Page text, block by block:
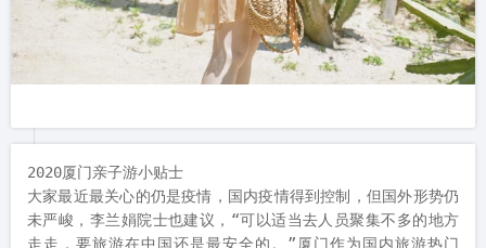
2020厦门亲子游小贴士
大家最近最关心的仍是疫情，国内疫情得到控制，但国外形势仍
未严峻，李兰娟院士也建议，“可以适当去人员聚集不多的地方
走走，要旅游在中国还是最安全的。”厦门作为国内旅游热门